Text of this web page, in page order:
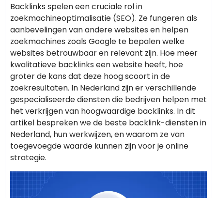
Backlinks spelen een cruciale rol in
zoekmachineoptimalisatie (SEO). Ze fungeren als
aanbevelingen van andere websites en helpen
zoekmachines zoals Google te bepalen welke
websites betrouwbaar en relevant zijn. Hoe meer
kwalitatieve backlinks een website heeft, hoe
groter de kans dat deze hoog scoort in de
zoekresultaten. In Nederland zijn er verschillende
gespecialiseerde diensten die bedrijven helpen met
het verkrijgen van hoogwaardige backlinks. In dit
artikel bespreken we de beste backlink-diensten in
Nederland, hun werkwijzen, en waarom ze van
toegevoegde waarde kunnen zijn voor je online
strategie.